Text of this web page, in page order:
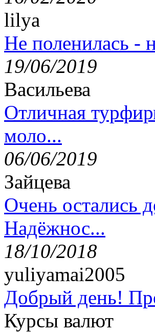
lilya
Не поленилась -
19/06/2019
Васильева
Отличная
моло...
06/06/2019
Зайцева
Очень остались
Надёжнос...
18/10/2018
yuliyamai2005
Добрый день!
Курсы валют